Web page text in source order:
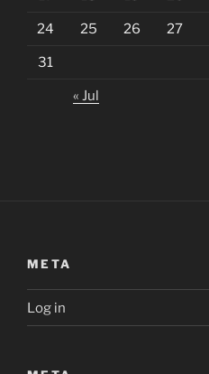
24 25 26 27
31
« Jul
META
Log in